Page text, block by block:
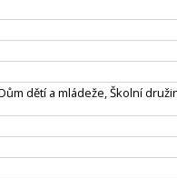
dětí a mládeže, Školní